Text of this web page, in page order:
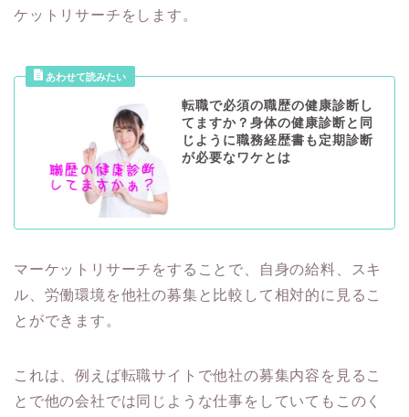
ケットリサーチをします。
転職で必須の職歴の健康診断し
てますか？身体の健康診断と同
じように職務経歴書も定期診断
が必要なワケとは
マーケットリサーチをすることで、自身の給料、スキ
ル、労働環境を他社の募集と比較して相対的に見るこ
とができます。
これは、例えば転職サイトで他社の募集内容を見るこ
とで他の会社では同じような仕事をしていてもこのく